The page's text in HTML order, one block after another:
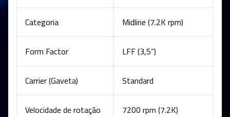
Categoria Midline (7.2K rpm)
Form Factor LFF (3,5”)
Carrier (Gaveta) Standard
Velocidade de rotação 7200 rpm (7.2K)